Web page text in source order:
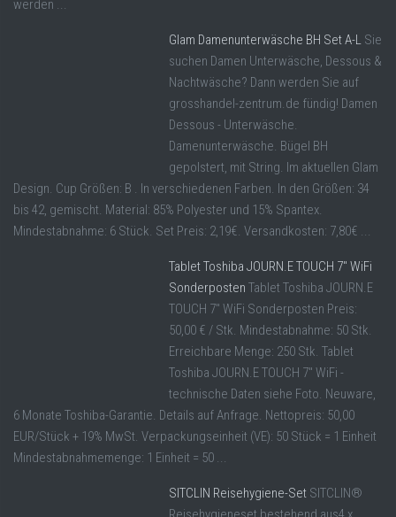
werden ...
Glam Damenunterwäsche BH Set A-L Sie
suchen Damen Unterwäsche, Dessous &
Nachtwäsche? Dann werden Sie auf
grosshandel-zentrum.de fündig! Damen
Dessous - Unterwäsche.
Damenunterwäsche. Bügel BH
gepolstert, mit String. Im aktuellen Glam
Design. Cup Größen: B . In verschiedenen Farben. In den Größen: 34
bis 42, gemischt. Material: 85% Polyester und 15% Spantex.
Mindestabnahme: 6 Stück. Set Preis: 2,19€. Versandkosten: 7,80€ ...
Tablet Toshiba JOURN.E TOUCH 7″ WiFi
Sonderposten Tablet Toshiba JOURN.E
TOUCH 7" WiFi Sonderposten Preis:
50,00 € / Stk. Mindestabnahme: 50 Stk.
Erreichbare Menge: 250 Stk. Tablet
Toshiba JOURN.E TOUCH 7" WiFi -
technische Daten siehe Foto. Neuware,
6 Monate Toshiba-Garantie. Details auf Anfrage. Nettopreis: 50,00
EUR/Stück + 19% MwSt. Verpackungseinheit (VE): 50 Stück = 1 Einheit
Mindestabnahmemenge: 1 Einheit = 50 ...
SITCLIN Reisehygiene-Set SITCLIN®